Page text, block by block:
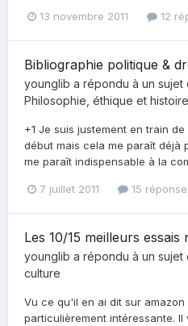
13 novembre 2011 12
Bibliographie politique &
younglib a répondu à un sujet
Philosophie, éthique et histoire
+1 Je suis justement en train
début mais cela me paraît déjà
me paraît indispensable à la
7 juillet 2011 15
Les 10/15 meilleurs essais
younglib a répondu à un sujet
culture
Vu ce qu'il en ai dit sur
particulièrement intéressante.